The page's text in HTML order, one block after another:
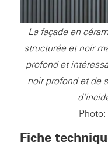
La façade en
structurée et noir
profond et
noir profond et de
Fiche